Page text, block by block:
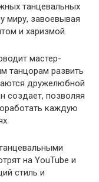
танцевальных
миру, завоевывая
и харизмой.
мастер-
танцорам развить
дружелюбной
создает, позволяя
каждую
на YouTube и
стиль и